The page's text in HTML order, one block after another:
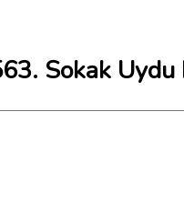
Sokak Uydu